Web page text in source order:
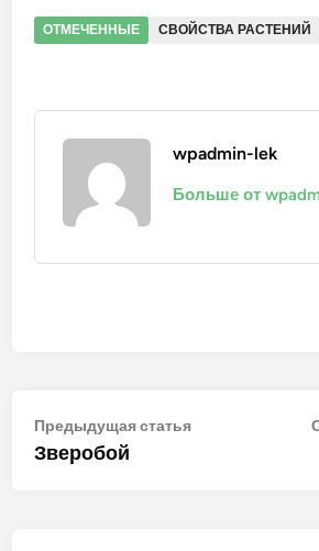
ОТМЕЧЕННЫЕ СВОЙСТВА РАСТЕНИЙ
wpadmin-lek
Больше от
Навигация
по
Предыдущая статьяПредыдущая
Зверобой